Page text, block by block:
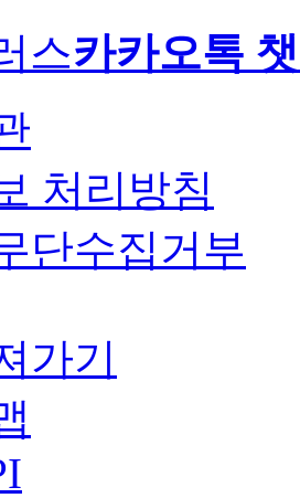
스카카오톡
처리방침
단수집거부
가기